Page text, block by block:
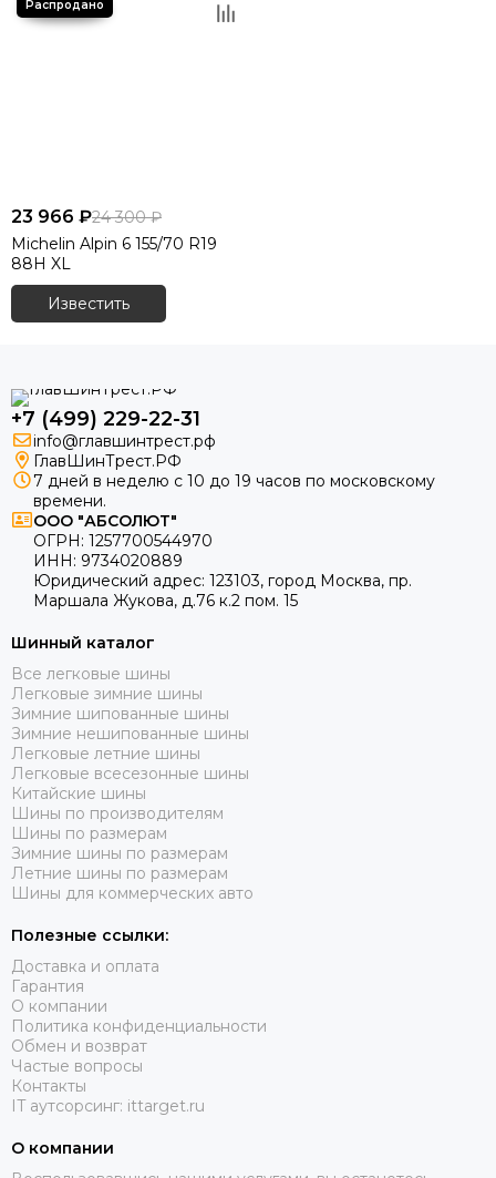
23 966 ₽24 300 ₽
Michelin Alpin 6 155/70 R19
88H XL
Известить
+7 (499) 229-22-31
info@главшинтрест.рф
ГлавШинТрест.РФ
7 дней в неделю с 10 до 19 часов по московскому
времени.
ООО "АБСОЛЮТ"
ОГРН: 1257700544970
ИНН: 9734020889
Юридический адрес: 123103, город Москва, пр.
Маршала Жукова, д.76 к.2 пом. 15
Шинный каталог
Все легковые шины
Легковые зимние шины
Зимние шипованные шины
Зимние нешипованные шины
Легковые летние шины
Легковые всесезонные шины
Китайские шины
Шины по производителям
Шины по размерам
Зимние шины по размерам
Летние шины по размерам
Шины для коммерческих авто
Полезные ссылки:
Доставка и оплата
Гарантия
О компании
Политика конфиденциальности
Обмен и возврат
Частые вопросы
Контакты
IT аутсорсинг: ittarget.ru
О компании